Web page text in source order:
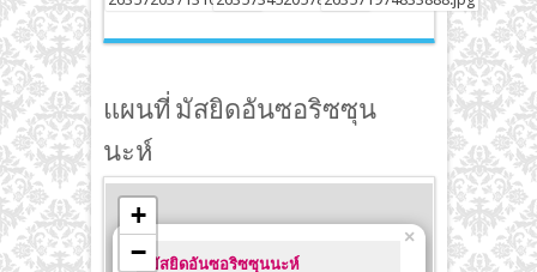
แผนที่ มัสยิดอันซอริซซุน
นะห์
มัสยิดอันซอริซซุนนะห์
×
+
−